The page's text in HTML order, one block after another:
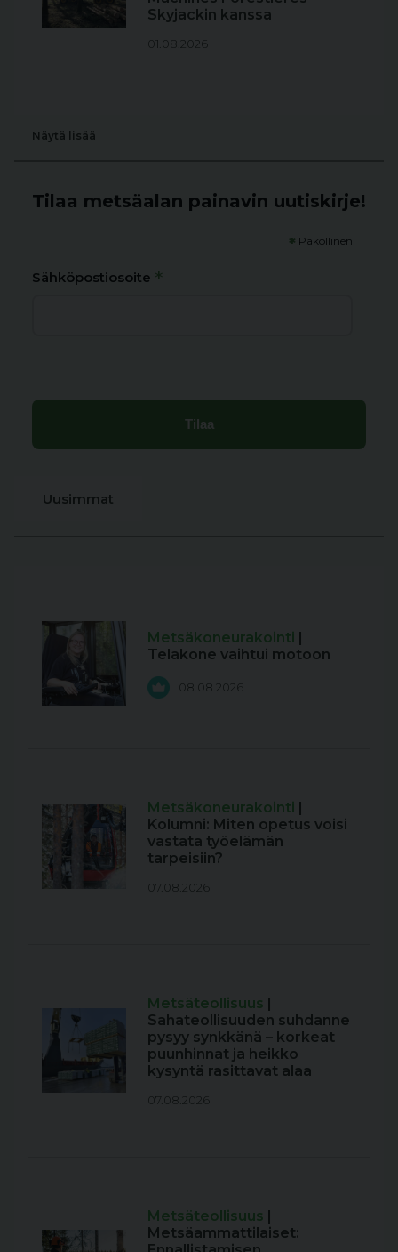
Skyjackin kanssa
01.08.2026
Näytä lisää
Tilaa metsäalan painavin uutiskirje!
* Pakollinen
Sähköpostiosoite *
Uusimmat
Metsäkoneurakointi |
Telakone vaihtui motoon
08.08.2026
Metsäkoneurakointi |
Kolumni: Miten opetus voisi
vastata työelämän
tarpeisiin?
07.08.2026
Metsäteollisuus |
Sahateollisuuden suhdanne
pysyy synkkänä – korkeat
puunhinnat ja heikko
kysyntä rasittavat alaa
07.08.2026
Metsäteollisuus |
Metsäammattilaiset: